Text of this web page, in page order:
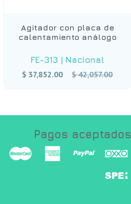
Agitador con placa de
calentamiento análogo
FE-313 | Nacional
$ 37,852.00
Precio
$ 42,057.00
Pagos aceptados